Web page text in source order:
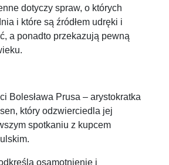
dotyczy spraw, o których
i które są źródłem udręki i
a ponadto przekazują pewną
Bolesława Prusa – arystokratka
który odzwierciedla jej
spotkaniu z kupcem
osamotnienie i